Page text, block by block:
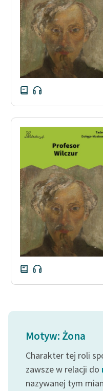
E-kolekcja lektur
szkolnych i literatury do
słuchania dla uczennic i
uczniów z
niepełnosprawnościami
Feministyczne inspiracje.
Popularyzacja
Ręce pełne poezji
Kolekcje edukacyjne
twórców przechodzących
do domeny publicznej,
lektur szkolnych oraz
Starego Testamentu
Odkurzamy bohaterów
Szkoła Poezji Wolnych
Lektur
Zespół
Zasady wykorzystania
Motyw: Żona
Charakter tej roli
zawsze w relacji do
nazywanej tym